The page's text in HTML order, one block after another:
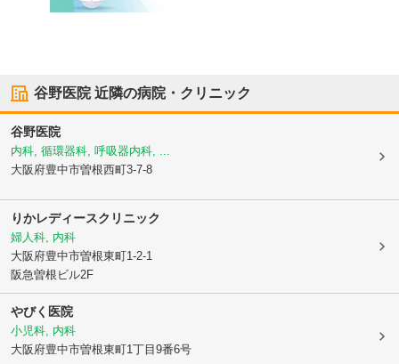
谷野医院近隣の病院・クリニック
谷野医院
内科, 循環器科, 呼吸器内科, ...
大阪府豊中市曽根西町3-7-8
りかレディースクリニック
婦人科, 内科
大阪府豊中市曽根東町1-2-1
阪急曽根ビル2F
やびく医院
小児科, 内科
大阪府豊中市曽根東町1丁目9番6号